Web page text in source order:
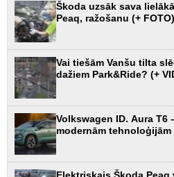
Škoda uzsāk sava
Peaq, ražošanu (+ FOTO)
Vai tiešām Vanšu tilta
dažiem Park&Ride? (+
Volkswagen ID. Aura T6
modernām tehnoloģijām